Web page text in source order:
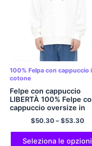
100% Felpa con cappuccio
cotone
Felpe con cappuccio
LIBERTÀ 100% Felpe
cappuccio oversize in
cotone accogliente e
comfort multicolore
$50.30–$53.30
Seleziona le opzioni